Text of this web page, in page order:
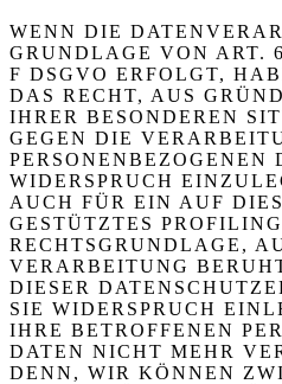
WENN DIE
GRUNDLAGE VON ART.
F DSGVO ERFOLGT,
DAS RECHT, AUS
IHRER BESONDEREN
GEGEN DIE
PERSONENBEZOGENEN
WIDERSPRUCH
AUCH FÜR EIN AUF
GESTÜTZTES
RECHTSGRUNDLAGE,
VERARBEITUNG
DIESER
SIE WIDERSPRUCH
IHRE BETROFFENEN
DATEN NICHT MEHR
DENN, WIR KÖNNEN